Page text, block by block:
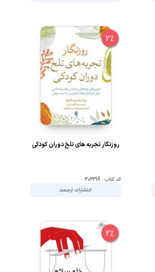
2%
روزنگار تجربه های تلخ دوران کودکی
کد کتاب : 202318
انتشارات ارجمند
2%